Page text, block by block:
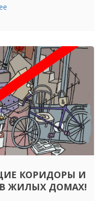
КОРИДОРЫ И
ЖИЛЫХ ДОМАХ!